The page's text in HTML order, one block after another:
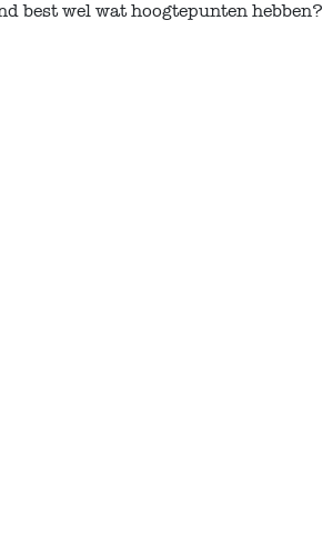
best wel wat hoogtepunten hebben?